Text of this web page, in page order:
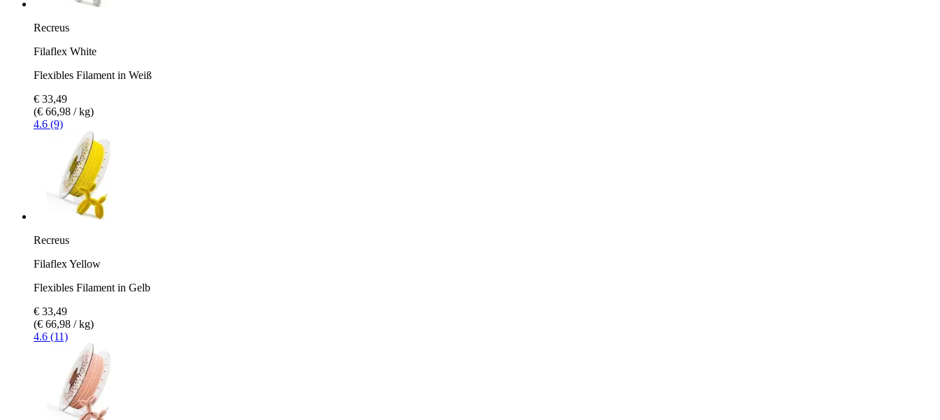
Recreus
Filaflex White
Flexibles Filament in Weiß
€ 33,49
(€ 66,98 / kg)
4.6 (9)
Recreus
Filaflex Yellow
Flexibles Filament in Gelb
€ 33,49
(€ 66,98 / kg)
4.6 (11)